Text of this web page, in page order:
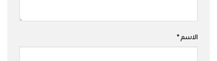
الاسم *